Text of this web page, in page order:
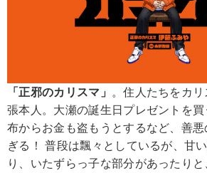
「正邪のカリスマ」
。住人たちをカ
張本人。大瀬の誕生日プレゼントを
布からお金も盗もうとするなど、善
ぎる！ 普段は飄々としているが、甘
り、いたずらっ子な部分があったり